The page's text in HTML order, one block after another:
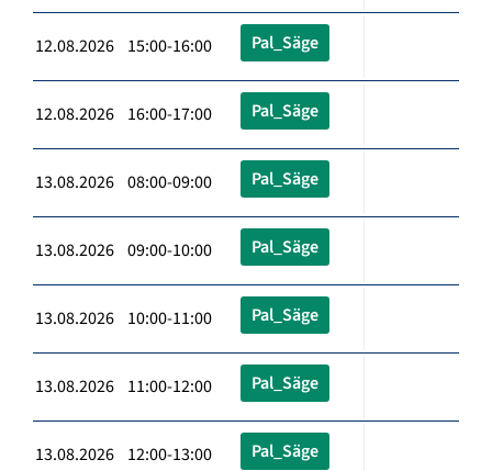
12.08.2026 15:00-16:00 Pal_Säge
12.08.2026 16:00-17:00 Pal_Säge
13.08.2026 08:00-09:00 Pal_Säge
13.08.2026 09:00-10:00 Pal_Säge
13.08.2026 10:00-11:00 Pal_Säge
13.08.2026 11:00-12:00 Pal_Säge
13.08.2026 12:00-13:00 Pal_Säge